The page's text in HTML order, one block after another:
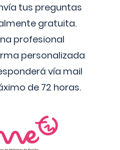
tus preguntas
gratuita.
profesional
personalizada
vía mail
de 72 horas.